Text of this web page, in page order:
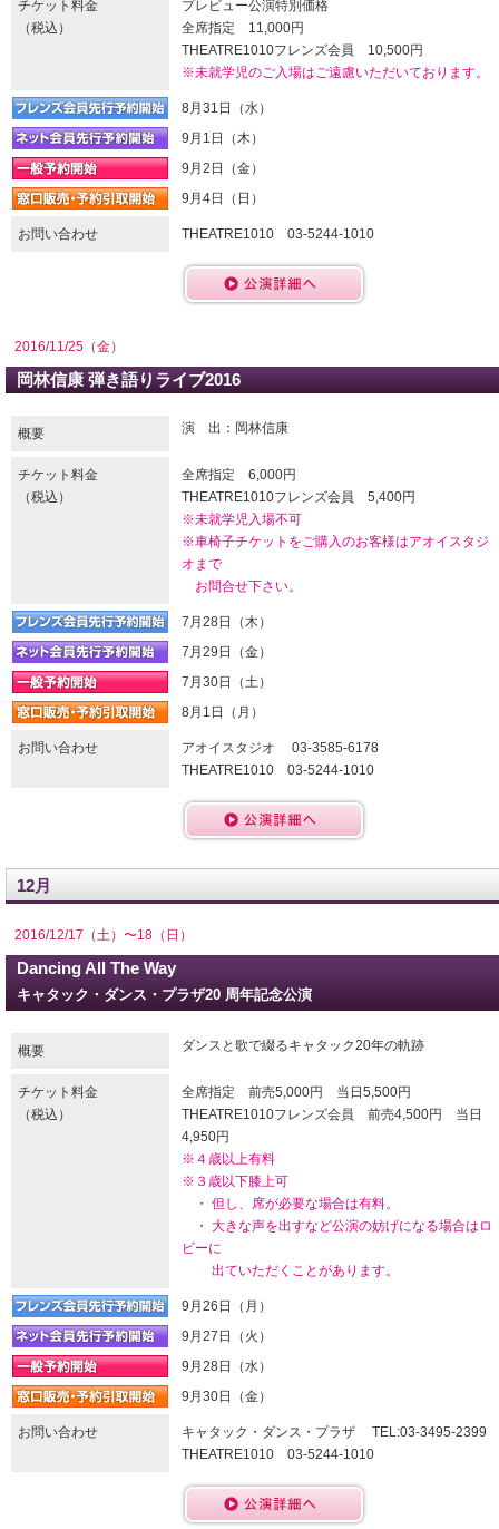
チケット料金
（税込）
プレビュー公演特別価格
全席指定 11,000円
THEATRE1010フレンズ会員 10,500円
※未就学児のご入場はご遠慮いただいております。
8月31日（水）
9月1日（木）
9月2日（金）
9月4日（日）
お問い合わせ THEATRE1010 03-5244-1010
2016/11/25（金）
岡林信康 弾き語りライブ2016
概要 演 出：岡林信康
チケット料金
（税込）
全席指定 6,000円
THEATRE1010フレンズ会員 5,400円
※未就学児入場不可
※車椅子チケットをご購入のお客様はアオイスタジ
オまで
お問合せ下さい。
7月28日（木）
7月29日（金）
7月30日（土）
8月1日（月）
お問い合わせ
アオイスタジオ 03-3585-6178
THEATRE1010 03-5244-1010
12月
2016/12/17（土）〜18（日）
Dancing All The Way
キャタック・ダンス・プラザ20 周年記念公演
概要 ダンスと歌で綴るキャタック20年の軌跡
チケット料金
（税込）
全席指定 前売5,000円 当日5,500円
THEATRE1010フレンズ会員 前売4,500円 当日
4,950円
※４歳以上有料
※３歳以下膝上可
・ 但し、席が必要な場合は有料。
・ 大きな声を出すなど公演の妨げになる場合はロ
ビーに
出ていただくことがあります。
9月26日（月）
9月27日（火）
9月28日（水）
9月30日（金）
お問い合わせ
キャタック・ダンス・プラザ TEL:03-3495-2399
THEATRE1010 03-5244-1010